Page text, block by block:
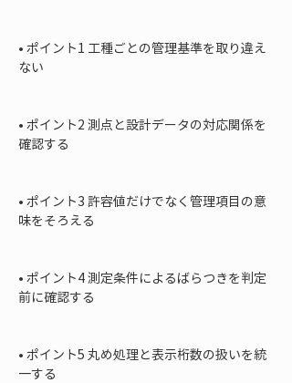
• ポイント1 工種ごとの管理基準を取り違え
ない
• ポイント2 測点と設計データの対応関係を
確認する
• ポイント3 許容値だけでなく管理項目の意
味をそろえる
• ポイント4 測定条件によるばらつきを判定
前に確認する
• ポイント5 丸め処理と表示桁数の扱いを統
一する